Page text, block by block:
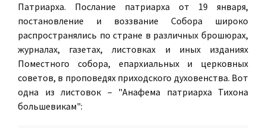
Патриарха. Послание патриарха от 19 января,
постановление и воззвание Собора широко
распространялись по стране в различных брошюрах,
журналах, газетах, листовках и иных изданиях
Поместного собора, епархиальных и церковных
советов, в проповедях приходского духовенства. Вот
одна из листовок – "Анафема патриарха Тихона
большевикам":